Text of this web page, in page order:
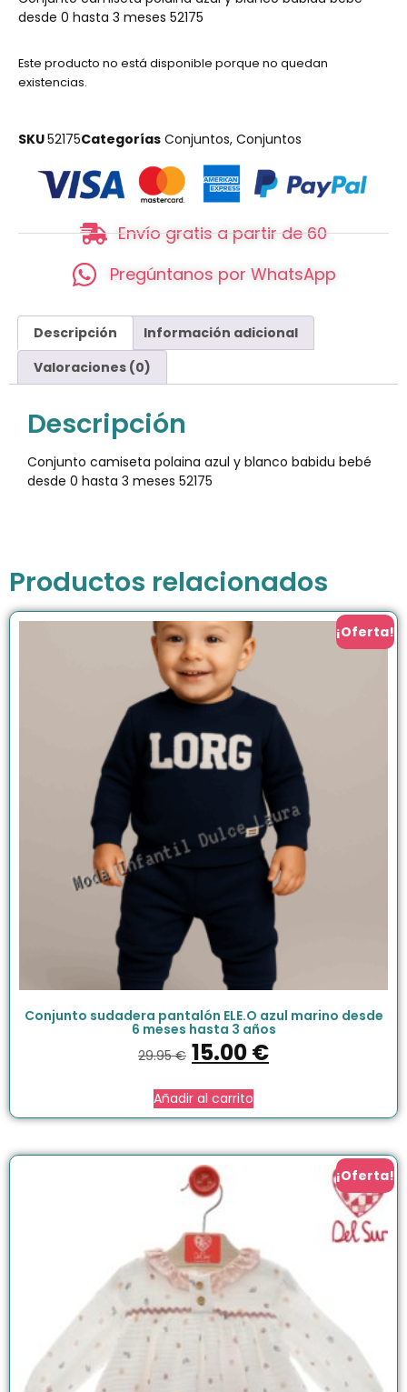
desde 0 hasta 3 meses 52175
Este producto no está disponible porque no quedan
existencias.
SKU52175Categorías Conjuntos, Conjuntos
Envío gratis a partir de 60
Pregúntanos por WhatsApp
Descripción
Información adicional
Valoraciones (0)
Descripción
Conjunto camiseta polaina azul y blanco babidu bebé
desde 0 hasta 3 meses 52175
Productos relacionados
¡Oferta!
Conjunto sudadera pantalón ELE.O azul marino desde
6 meses hasta 3 años
29.95€ 15.00€
Añadir al carrito
¡Oferta!